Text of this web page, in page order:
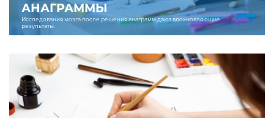
АНАГРАММЫ
Исследования мозга после решения анаграмм дают вдохновляющие
результаты.